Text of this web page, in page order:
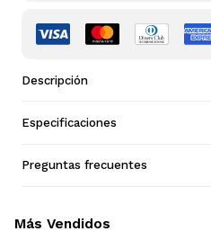
Descripción
Especificaciones
Preguntas frecuentes
Más Vendidos